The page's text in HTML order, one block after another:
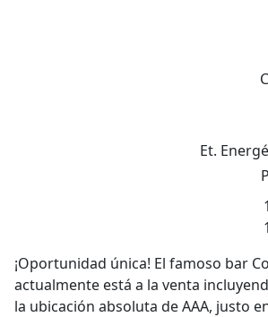
Et.
¡Oportunidad única! El famoso bar
actualmente está a la venta
la ubicación absoluta de AAA, justo